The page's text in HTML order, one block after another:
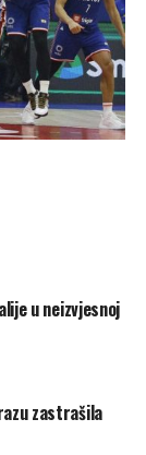
u neizvjesnoj
zastrašila